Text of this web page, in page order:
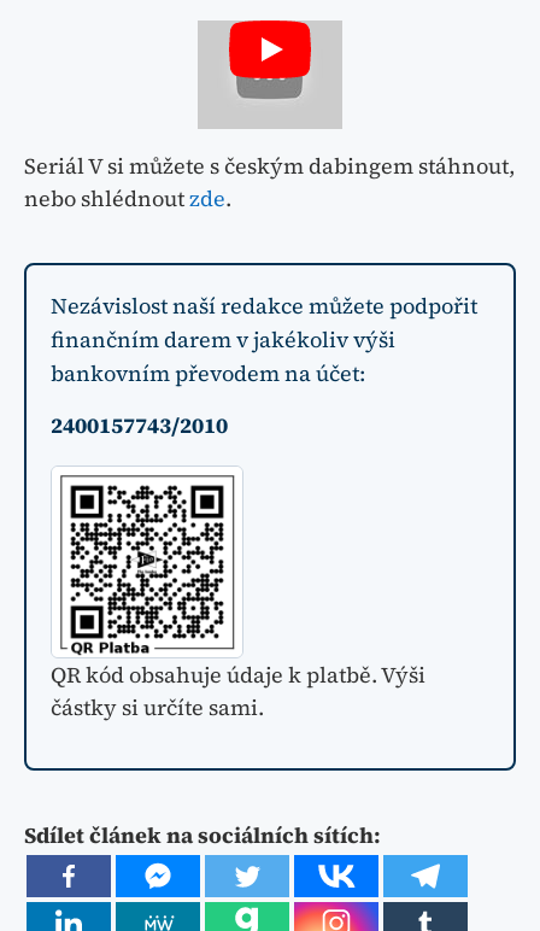
Seriál V si můžete s českým dabingem stáhnout,
nebo shlédnoutzde.
Nezávislost naší redakce můžete podpořit
finančním darem v jakékoliv výši
bankovním převodem na účet:
2400157743/2010
QR kód obsahuje údaje k platbě. Výši
částky si určíte sami.
Sdílet článek na sociálních sítích: